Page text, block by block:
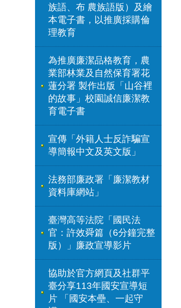
族語、布 農族語版）及繪
本電子書，以推廣採購倫
理教育
為推廣廉潔品格教育，農
業部林業及自然保育署花
蓮分署 製作出版「山谷裡
的故事」校園誠信廉潔教
育電子書
宣傳「外籍人士反詐騙宣
導簡報中文及英文版」
法務部廉政署「廉潔教材
資料庫網站」
臺灣高等法院「國民法
官：許效舜篇（6分鐘完整
版）」廉政宣導影片
協助於官方網頁及社群平
臺分享113年國安宣導短
片 「國安本壘、一起守